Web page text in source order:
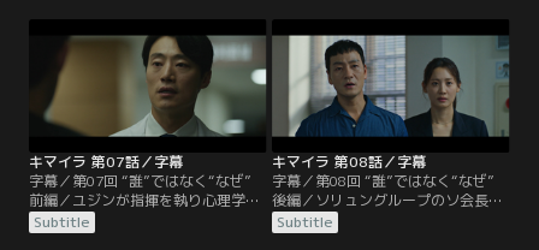
特別捜査本部が設置され、コ・グァ
ンスが班長として配属されるが、強
力2班の班員たちは事件が特捜本部
に管理されることに反発する。ジェ
ファンはハン班長を救えなかったこ
とを激しく後悔していた。
捜索を望むが、コ班長には証拠が十
分ではないと諭される。しかし、防
犯カメラの映像に、ハン班長の家の
前にいるジュンヨプの姿が映ってい
たことで、特捜本部はジュンヨプの
緊急逮捕に踏み切った。
キマイラ 第07話／字幕
字幕／第07回 “誰”ではなく“なぜ”
前編／ユジンが指揮を執り心理学を
利用した手法でジュンヨプの取り調
べが始められるが、精神力に長けた
Subtitle
キマイラ 第08話／字幕
字幕／第08回 “誰”ではなく“なぜ”
後編／ソリュングループのソ会長
は、自社製品の有害性が取り沙汰さ
れるや、原料や製造工程は変えず商
Subtitle